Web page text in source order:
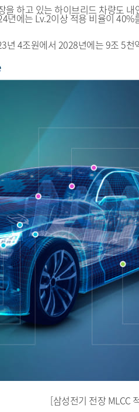
하고 있는 하이브리드 차량도
에는 Lv.2이상 적용 비율이
4조원에서 2028년에는 9조 5천
[삼성전기 전장 MLCC